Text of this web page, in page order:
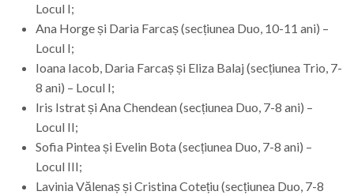
Locul I;
Ana Horge și Daria Farcaș (secțiunea Duo, 10-11 ani) –
Locul I;
Ioana Iacob, Daria Farcaș și Eliza Balaj (secțiunea Trio, 7-
8 ani) – Locul I;
Iris Istrat și Ana Chendean (secțiunea Duo, 7-8 ani) –
Locul II;
Sofia Pintea și Evelin Bota (secțiunea Duo, 7-8 ani) –
Locul III;
Lavinia Vălenaș și Cristina Cotețiu (secțiunea Duo, 7-8